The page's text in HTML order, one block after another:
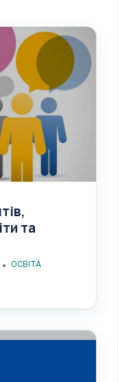
та
ОСВІТА